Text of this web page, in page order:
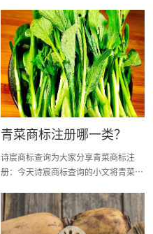
标注册证书有效期等资料整理出来。
青菜商标注册哪一类？
诗宸商标查询为大家分享青菜商标注
册：今天诗宸商标查询的小文将青菜商
用、商标注册多久、商标注册资料和商
标注册证书有效期等资料整理出来。